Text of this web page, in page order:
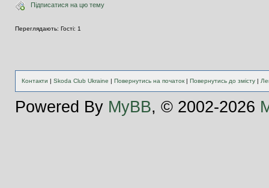
Підписатися на цю тему
Переглядають: Гості: 1
Контакти | Skoda Club Ukraine | Повернутись на початок| Повернутись до змісту|
Powered By MyBB, © 2002-2026